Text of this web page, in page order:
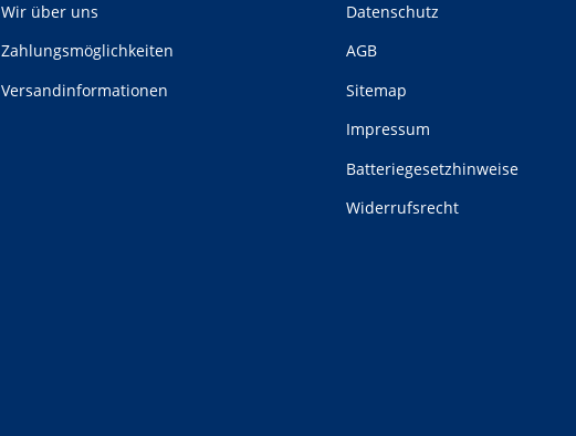
Wir über uns
Zahlungsmöglichkeiten
Versandinformationen
Datenschutz
AGB
Sitemap
Impressum
Batteriegesetzhinweise
Widerrufsrecht